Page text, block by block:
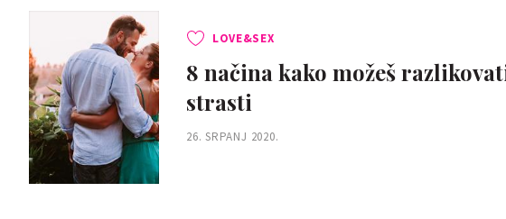
LOVE&SEX
8 načina kako možeš
strasti
26. SRPANJ 2020.